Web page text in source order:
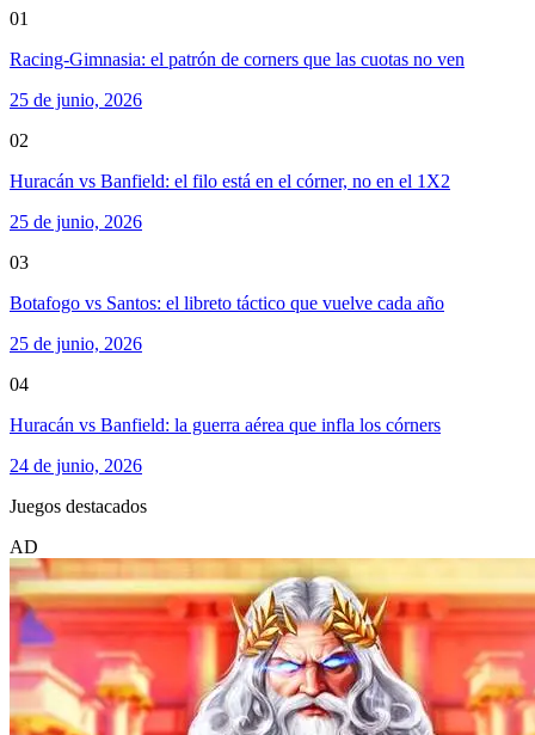
01
Racing-Gimnasia: el patrón de corners que las cuotas no ven
25 de junio, 2026
02
Huracán vs Banfield: el filo está en el córner, no en el 1X2
25 de junio, 2026
03
Botafogo vs Santos: el libreto táctico que vuelve cada año
25 de junio, 2026
04
Huracán vs Banfield: la guerra aérea que infla los córners
24 de junio, 2026
Juegos destacados
AD